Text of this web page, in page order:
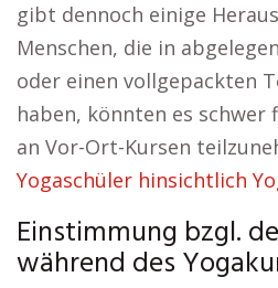
gibt dennoch einige
Menschen, die in
oder einen vollgepackten
haben, könnten es schwer
an Vor-Ort-Kursen
Yogaschüler hinsichtlich
Einstimmung bzgl.
während des